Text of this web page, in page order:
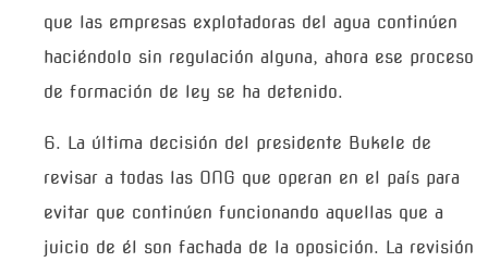
que las empresas explotadoras del agua continúen
haciéndolo sin regulación alguna, ahora ese proceso
de formación de ley se ha detenido.
6. La última decisión del presidente Bukele de
revisar a todas las ONG que operan en el país para
evitar que continúen funcionando aquellas que a
juicio de él son fachada de la oposición. La revisión